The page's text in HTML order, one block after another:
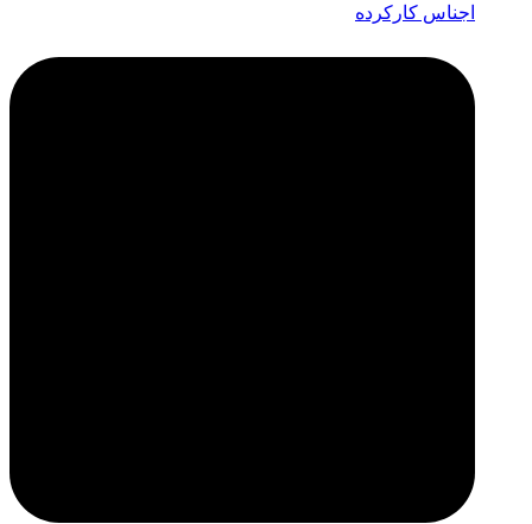
اجناس کارکرده